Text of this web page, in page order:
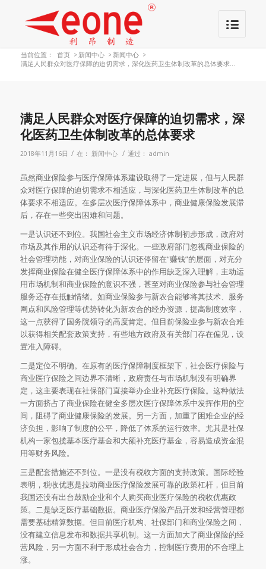
当前位置： 首页 > 新闻中心 > 新闻中心 >
满足人民群众对医疗保障的迫切需求，深化医药卫生体制改革的总体要求...
满足人民群众对医疗保障的迫切需求，深
化医药卫生体制改革的总体要求
2018年11月16日 / 在： 新闻中心 / 通过： admin
虽然商业保险参与医疗保障体系建设取得了一定进展，但与人民群
众对医疗保障的迫切需求不相适应，与深化医药卫生体制改革的总
体要求不相适应。在多层次医疗保障体系中，商业健康保险发展滞
后，存在一些突出困难和问题。
一是认识还不到位。我国社会主义市场经济体制初步形成，政府对
市场及其作用的认识还有待于深化。一些政府部门忽视商业保险的
社会管理功能，对商业保险的认识还停留在“赚钱”的层面，对充分
发挥商业保险在健全医疗保障体系中的作用缺乏深入理解，主动运
用市场机制和商业保险的意识不强，甚至对商业保险参与社会管理
服务还存在抵触情绪。如商业保险参与新农合能够将其技术、服务
网点和风险管理等优势转化为新农合的经办资源，提高制度效率，
这一点获得了国务院领导的高度肯定。但目前保险业参与新农合难
以获得相关配套政策支持，有些地方政府及有关部门存在偏见，设
置准入障碍。
二是定位不明确。在原有的医疗保障制度框架下，社会医疗保险与
商业医疗保险之间边界不清晰，政府责任与市场机制没有明确界
定，这主要表现在社保部门直接举办企业补充医疗保险。这种做法
一方面挤占了商业保险在健全多层次医疗保障体系中发挥作用的空
间，阻碍了商业健康保险的发展。另一方面，加重了困难企业的经
济负担，影响了制度的公平，降低了体系的运行效率。尤其是社保
机构一家包揽基本医疗基金和大额补充医疗基金，容易造成资金混
用等财务风险。
三是配套措施还不到位。一是没有税收方面的支持政策。国际经验
表明，税收优惠是拉动商业医疗保险发展可靠的政策杠杆，但目前
我国还没有出台鼓励企业和个人购买商业医疗保险的税收优惠政
策。二是缺乏医疗基础数据。商业医疗保险产品开发和经营管理都
需要基础精算数据。但目前医疗机构、社保部门和商业保险之间，
没有建立信息发布和数据共享机制。这一方面加大了商业保险的经
营风险，另一方面不利于形成社会合力，控制医疗费用的不合理上
涨。